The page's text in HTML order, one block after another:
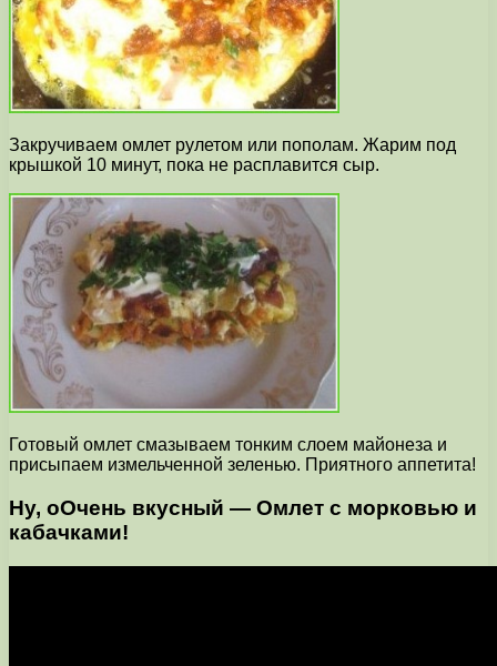
Закручиваем омлет рулетом или пополам. Жарим под
крышкой 10 минут, пока не расплавится сыр.
Готовый омлет смазываем тонким слоем майонеза и
присыпаем измельченной зеленью. Приятного аппетита!
Ну, оОчень вкусный — Омлет с морковью и
кабачками!